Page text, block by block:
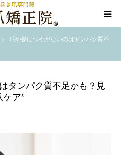
爪や髪につやがないのはタンパク質不
タンパク質不足かも？見
ケア”